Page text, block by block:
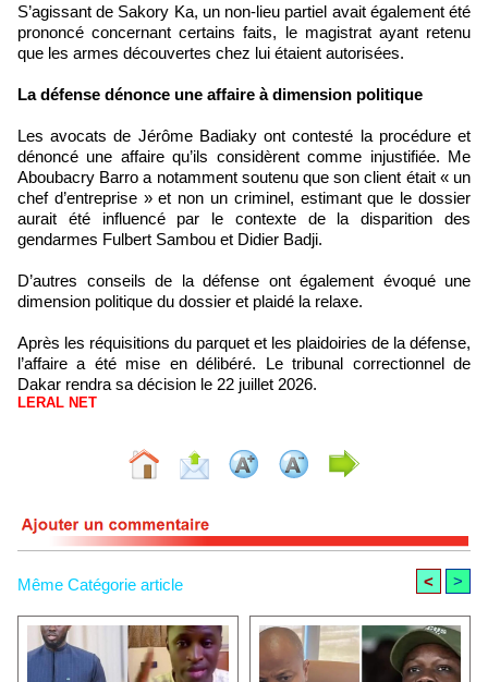
S’agissant de Sakory Ka, un non-lieu partiel avait également été
prononcé concernant certains faits, le magistrat ayant retenu
que les armes découvertes chez lui étaient autorisées.
La défense dénonce une affaire à dimension politique
Les avocats de Jérôme Badiaky ont contesté la procédure et
dénoncé une affaire qu’ils considèrent comme injustifiée. Me
Aboubacry Barro a notamment soutenu que son client était « un
chef d’entreprise » et non un criminel, estimant que le dossier
aurait été influencé par le contexte de la disparition des
gendarmes Fulbert Sambou et Didier Badji.
D’autres conseils de la défense ont également évoqué une
dimension politique du dossier et plaidé la relaxe.
Après les réquisitions du parquet et les plaidoiries de la défense,
l’affaire a été mise en délibéré. Le tribunal correctionnel de
Dakar rendra sa décision le 22 juillet 2026.
LERAL NET
Même Catégorie article < >